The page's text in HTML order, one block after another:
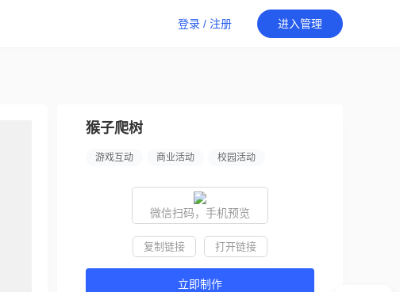
登录 / 注册 进入管理
猴子爬树
游戏互动 商业活动 校园活动
商家开业
微信扫码，手机预览
复制链接 打开链接
立即制作